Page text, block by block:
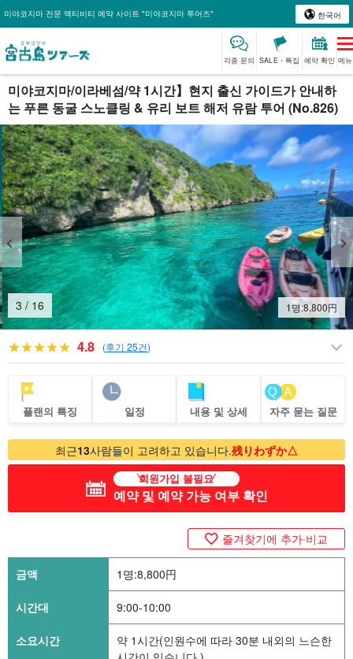
미야코지마 전문 액티비티 예약 사이트 "미야코지마 투어즈" 한국어
각종 문의 SALE・특집 예약 확인 메뉴
미야코지마/이라베섬/약 1시간】현지 출신 가이드가 안내하
는 푸른 동굴 스노클링 & 유리 보트 해저 유람 투어 (No.826)
4 / 16 1명:8,800円
4.8 (후기 25건)
플랜의 특징 일정 내용 및 상세 자주 묻는 질문
최근13사람들이 고려하고 있습니다.残りわずか△
회원가입 불필요
예약 및 예약 가능 여부 확인
즐겨찾기에 추가·비교
금액 1명:8,800円
시간대 9:00-10:00
소요시간
약 1시간(인원수에 따라 30분 내외의 느슨한